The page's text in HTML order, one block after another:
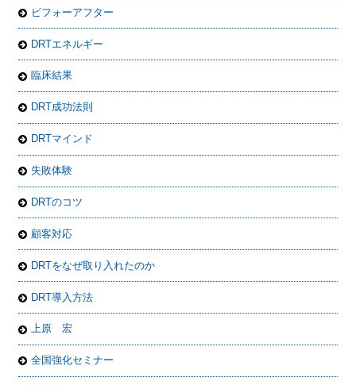
ビフォーアフター
DRTエネルギー
臨床結果
DRT成功法則
DRTマインド
失敗体験
DRTのコツ
顧客対応
DRTをなぜ取り入れたのか
DRT導入方法
上原 宏
全国強化セミナー